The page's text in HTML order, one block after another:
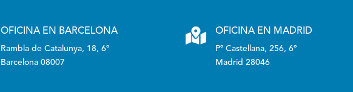
OFICINA EN BARCELONA
Rambla de Catalunya, 18, 6º
Barcelona 08007
 OFICINA EN MADRID
Pº Castellana, 256, 6º
Madrid 28046